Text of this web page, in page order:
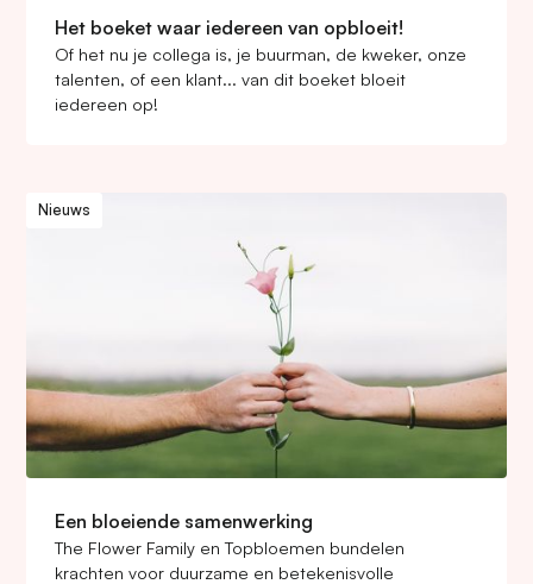
Het boeket waar iedereen van opbloeit!
Of het nu je collega is, je buurman, de kweker, onze
talenten, of een klant... van dit boeket bloeit
iedereen op!
Een bloeiende samenwerking
The Flower Family en Topbloemen bundelen
krachten voor duurzame en betekenisvolle
Nieuws